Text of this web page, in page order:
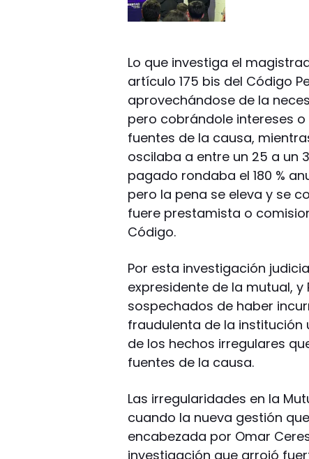
Lo que investiga el
artículo 175 bis del Código
aprovechándose de la
pero cobrándole intereses
fuentes de la causa,
oscilaba a entre un 25 a un
pagado rondaba el 180 %
pero la pena se eleva y se
fuere prestamista o
Código.
Por esta investigación
expresidente de la mutual,
sospechados de haber
fraudulenta de la institución
de los hechos irregulares
fuentes de la causa.
Las irregularidades en la
cuando la nueva gestión
encabezada por Omar
investigación que arrojó